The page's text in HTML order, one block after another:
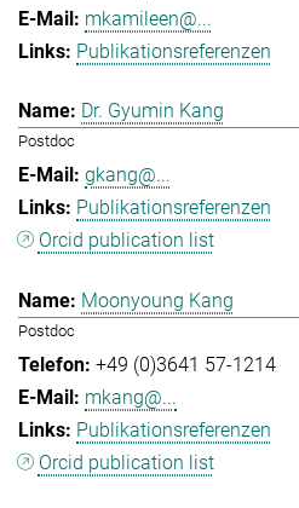
mkamileen@...
Publikationsreferenzen
Dr. Gyumin Kang
Postdoc
gkang@...
Publikationsreferenzen
Orcid publication list
Moonyoung Kang
Postdoc
+49 (0)3641 57-1214
mkang@...
Publikationsreferenzen
Orcid publication list